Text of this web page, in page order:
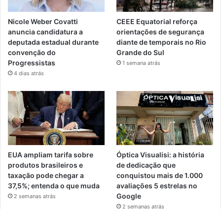
Nicole Weber Covatti
anuncia candidatura a
deputada estadual durante
convenção do
Progressistas
4 dias atrás
CEEE Equatorial reforça
orientações de segurança
diante de temporais no Rio
Grande do Sul
1 semana atrás
EUA ampliam tarifa sobre
produtos brasileiros e
taxação pode chegar a
37,5%; entenda o que muda
2 semanas atrás
Óptica Visualisi: a história
de dedicação que
conquistou mais de 1.000
avaliações 5 estrelas no
Google
2 semanas atrás